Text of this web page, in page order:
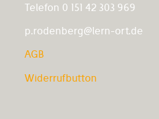
Telefon 0 151 42 303 969
p.rodenberg@lern-ort.de
AGB
Widerrufbutton